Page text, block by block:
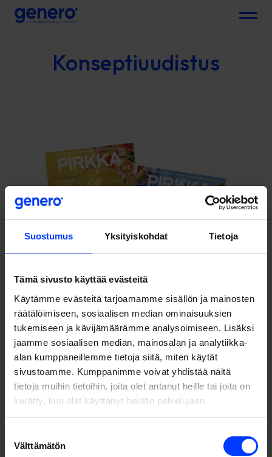
Suostumus Yksityiskohdat Tietoja
Tämä sivusto käyttää evästeitä
Käytämme evästeitä tarjoamamme sisällön ja mainosten
räätälöimiseen, sosiaalisen median ominaisuuksien
tukemiseen ja kävijämäärämme analysoimiseen. Lisäksi
jaamme sosiaalisen median, mainosalan ja analytiikka-
alan kumppaneillemme tietoja siitä, miten käytät
sivustoamme. Kumppanimme voivat yhdistää näitä
tietoja muihin tietoihin, joita olet antanut heille tai joita on
kerätty, kun olet käyttänyt heidän palvelujaan.
valinta
Välttämätön
Menu
Konseptiuudistus
Kesko| Tarvelähtöisesti suunniteltu ja huolellisesti
toteutettu uudistus toi Pirkka-lehdelle voiton
kansainvälisessä CMI Content Marketing Awards -
sisältömarkkinointikilpailussa.
Helsinki